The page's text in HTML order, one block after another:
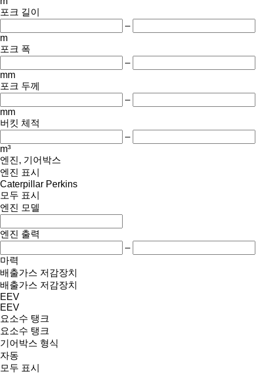
포크 길이
–
m
포크 폭
–
mm
포크 두께
–
mm
버킷 체적
–
m³
엔진, 기어박스
엔진 표시
Caterpillar Perkins
모두 표시
엔진 모델
엔진 출력
–
마력
배출가스 저감장치
배출가스 저감장치
EEV
EEV
요소수 탱크
요소수 탱크
기어박스 형식
자동
모두 표시